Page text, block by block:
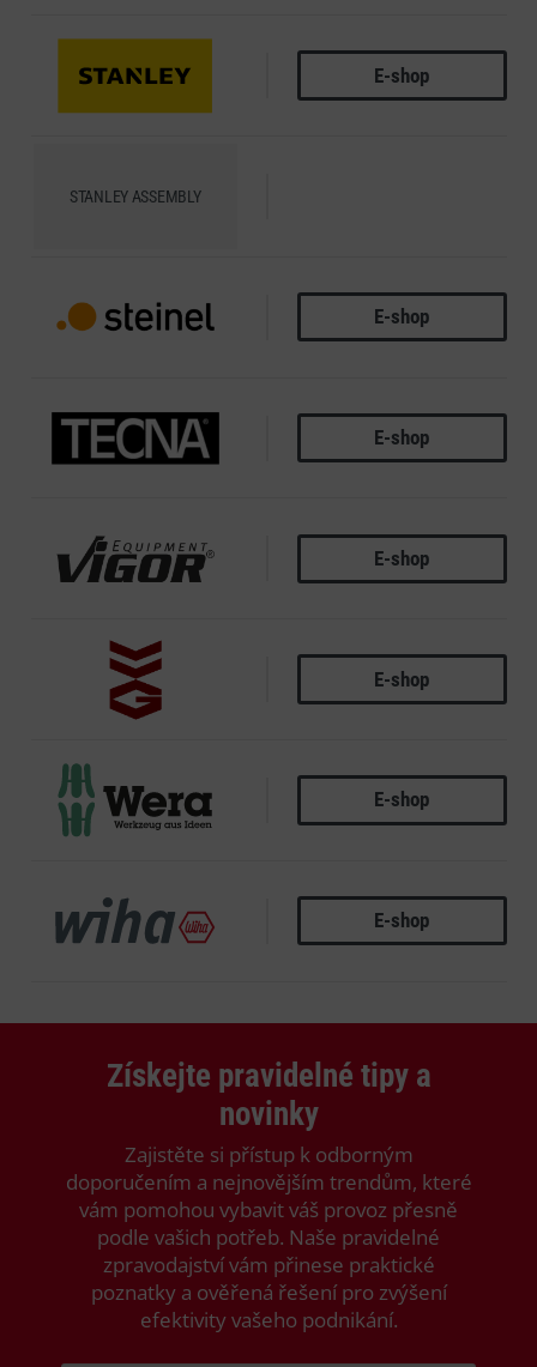
STANLEY E-shop
STANLEY ASSEMBLY
STEINEL E-shop
TECNA E-shop
VIGOR EQUIPMENT E-shop
VVG E-shop
WERA E-shop
WIHA E-shop
Získejte pravidelné tipy a
novinky
Zajistěte si přístup k odborným
doporučením a nejnovějším trendům, které
vám pomohou vybavit váš provoz přesně
podle vašich potřeb. Naše pravidelné
zpravodajství vám přinese praktické
poznatky a ověřená řešení pro zvýšení
efektivity vašeho podnikání.